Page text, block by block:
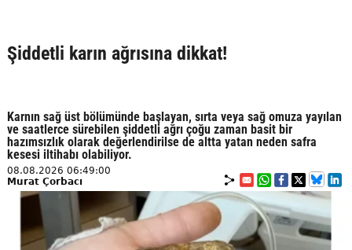
Şiddetli karın ağrısına dikkat!
Karnın sağ üst bölümünde başlayan, sırta veya sağ omuza yayılan
ve saatlerce sürebilen şiddetli ağrı çoğu zaman basit bir
hazımsızlık olarak değerlendirilse de altta yatan neden safra
kesesi iltihabı olabiliyor.
08.08.2026 06:49:00
Murat Çorbacı